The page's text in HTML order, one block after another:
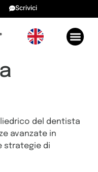
Scrivici
del dentista
avanzate in
strategie di